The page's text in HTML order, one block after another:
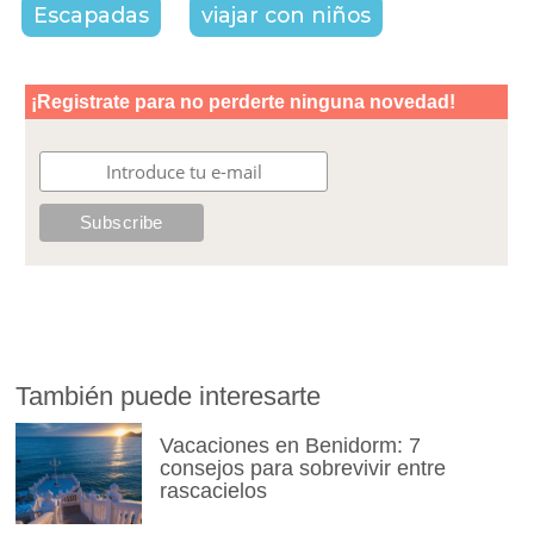
Escapadas viajar con niños
También puede interesarte
Vacaciones en Benidorm: 7
consejos para sobrevivir entre
rascacielos